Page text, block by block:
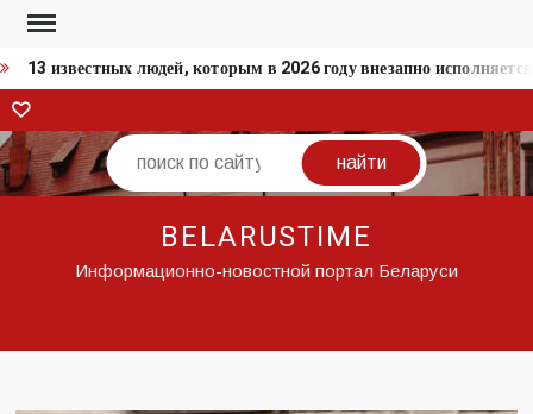
Перейти
содержимому
13 известных людей, которым в 2026 году внезапно
ВКонтакте
Поиск
BELARUSTIME
Информационно-новостной портал Беларуси